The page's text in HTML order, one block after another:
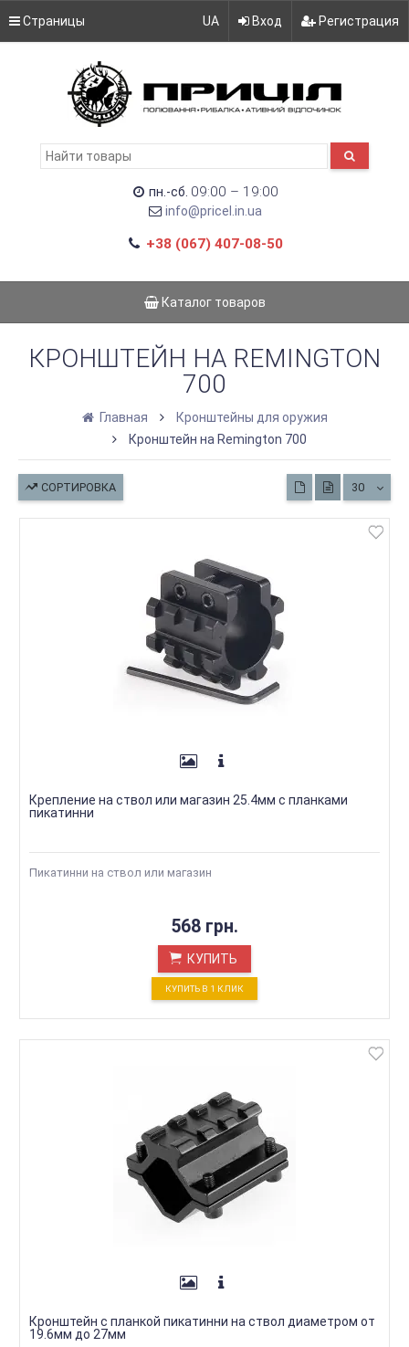
Страницы UA Вход Регистрация
пн.-сб. 09:00 – 19:00
info@pricel.in.ua
+38 (067) 407-08-50
Каталог товаров
КРОНШТЕЙН НА REMINGTON
700
Главная
Кронштейны для оружия
Кронштейн на Remington 700
СОРТИРОВКА 30
Крепление на ствол или магазин 25.4мм с планками
пикатинни
Пикатинни на ствол или магазин
568 грн.
КУПИТЬ
КУПИТЬ В 1 КЛИК
Кронштейн с планкой пикатинни на ствол диаметром от
19.6мм до 27мм